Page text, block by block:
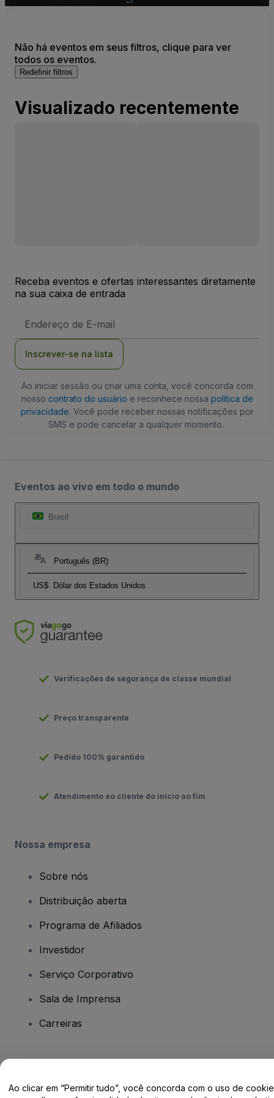
Não há eventos em seus filtros, clique para ver
todos os eventos.
Redefinir filtros
Visualizado recentemente
Receba eventos e ofertas interessantes diretamente
na sua caixa de entrada
de
Inscrever-se na lista
Ao iniciar sessão ou criar uma conta, você concorda com
nosso contrato do usuário e reconhece nossa política de
privacidade. Você pode receber nossas notificações por
SMS e pode cancelar a qualquer momento.
Eventos ao vivo em todo o mundo
Brasil
Português (BR)
US$ Dólar dos Estados Unidos
Verificações de segurança de classe mundial
Preço transparente
Pedido 100% garantido
Atendimento ao cliente do início ao fim
Nossa empresa
Sobre nós
Distribuição aberta
Programa de Afiliados
Investidor
Serviço Corporativo
Sala de Imprensa
Carreiras
Ao clicar em “Permitir tudo”, você concorda com o uso de